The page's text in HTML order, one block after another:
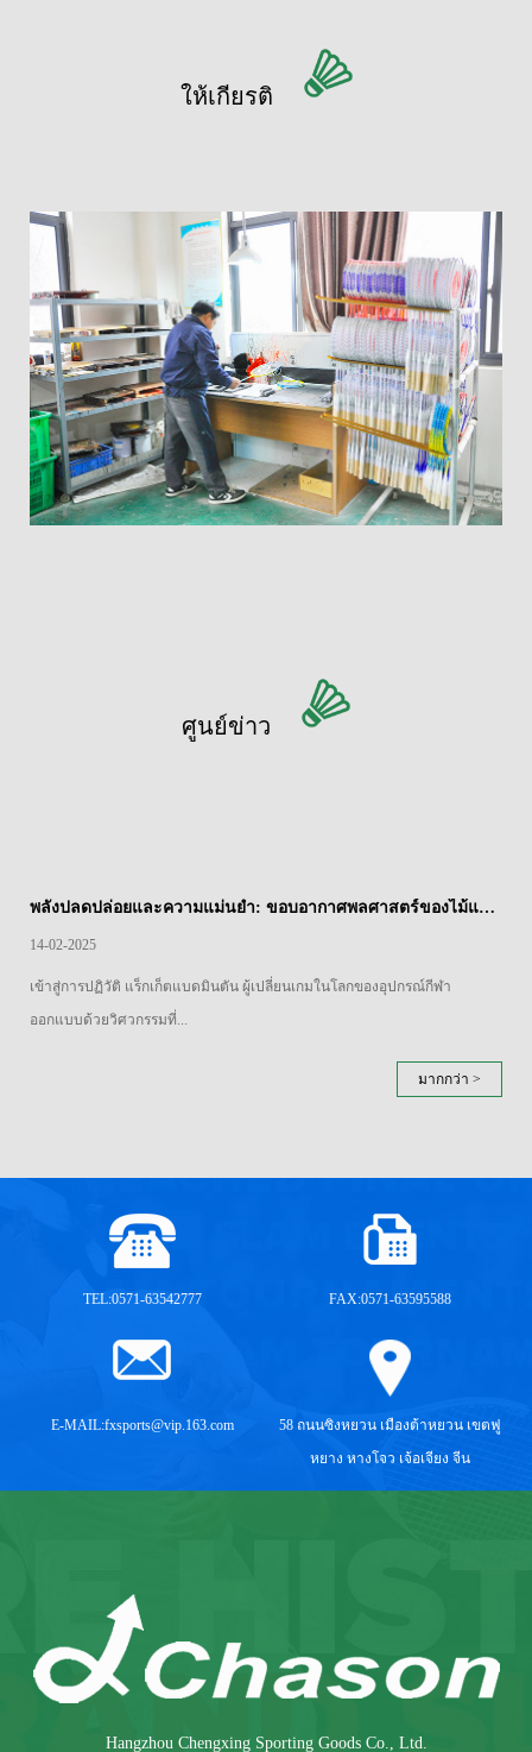
ให้เกียรติ
ศูนย์ข่าว
พลังปลดปล่อยและความแม่นยำ: ขอบอากาศพลศาสตร์ของไม้แบดมินตันแยกเหล็ก
14-02-2025
เข้าสู่การปฏิวัติ แร็กเก็ตแบดมินตัน ผู้เปลี่ยนเกมในโลกของอุปกรณ์กีฬา
ออกแบบด้วยวิศวกรรมที่...
มากกว่า >
TEL:0571-63542777 FAX:0571-63595588
E-MAIL:fxsports@vip.163.com
58 ถนนซิงหยวน เมืองต้าหยวน เขตฟู
หยาง หางโจว เจ้อเจียง จีน
Hangzhou Chengxing Sporting Goods Co., Ltd.